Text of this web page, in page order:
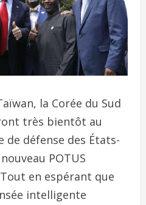
la Corée du Sud
très bientôt au
défense des États-
POTUS
en espérant que
intelligente